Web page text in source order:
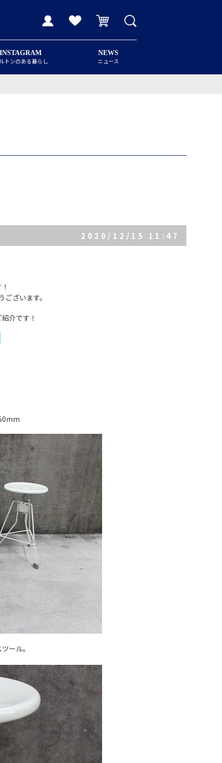
INSTAGRAM
トンのある暮らし
NEWS
ニュース
2020/12/15 11:47
ざいます。
介です！
ール。